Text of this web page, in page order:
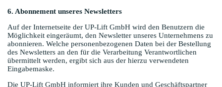
6. Abonnement unseres Newsletters
Auf der Internetseite der UP-Lift GmbH wird den Benutzern die
Möglichkeit eingeräumt, den Newsletter unseres Unternehmens zu
abonnieren. Welche personenbezogenen Daten bei der Bestellung
des Newsletters an den für die Verarbeitung Verantwortlichen
übermittelt werden, ergibt sich aus der hierzu verwendeten
Eingabemaske.
Die UP-Lift GmbH informiert ihre Kunden und Geschäftspartner